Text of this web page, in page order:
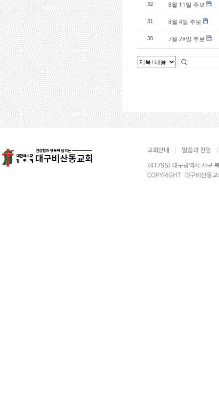
32 8월 11일 주보
31 8월 4일 주보
30 7월 28일 주보